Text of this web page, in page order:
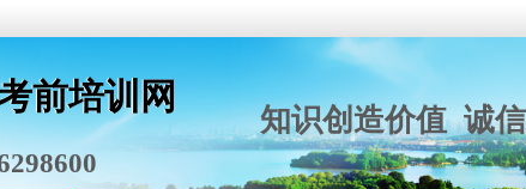
前培训网
前培训网
知识创造价值 诚